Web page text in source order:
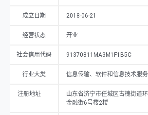
（仅销售预包装食品）;互联网销售（除销售需要许
自主开展经营活动）许可项目:住宅室内装饰装修;互
相关部门批准文件或许可证件为准）。
成立日期 2018-06-21
经营状态 开业
社会信用代码 91370811MA3M1F1B5C
行业大类 信息传输、软件和信息技术服
注册地址
山东省济宁市任城区古槐街道
金融街6号楼2楼